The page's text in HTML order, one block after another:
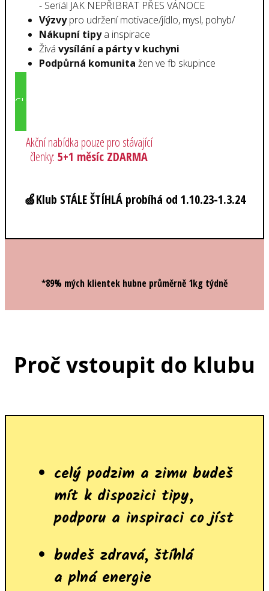
- Seriál JAK NEPŘIBRAT PŘES VÁNOCE
Výzvypro udržení motivace/jídlo, mysl, pohyb/
Nákupní tipya inspirace
Živá vysílání a párty v kuchyni
Podpůrná komunita žen ve fb skupince
CHCI BÝT V KLUBU
Akční nabídka pouze pro stávající
členky: 5+1 měsíc ZDARMA
🍏Klub STÁLE ŠTÍHLÁ probíhá od 1.10.23-1.3.24
*89% mých klientek hubne průměrně 1kg týdně
Proč vstoupit do klubu
celý podzim a zimu budeš
mít k dispozici tipy,
podporu a inspiraci co jíst
budeš zdravá, štíhlá
a plná energie